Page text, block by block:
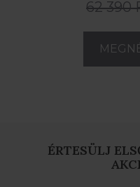
62 390
ÉRTESÜLJ